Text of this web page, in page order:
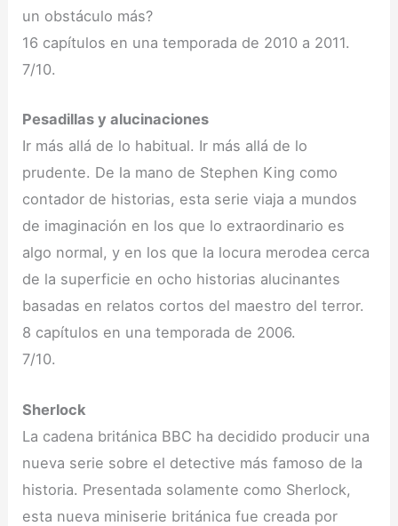
un obstáculo más?
16 capítulos en una temporada de 2010 a 2011.
7/10.
Pesadillas y alucinaciones
Ir más allá de lo habitual. Ir más allá de lo
prudente. De la mano de Stephen King como
contador de historias, esta serie viaja a mundos
de imaginación en los que lo extraordinario es
algo normal, y en los que la locura merodea cerca
de la superficie en ocho historias alucinantes
basadas en relatos cortos del maestro del terror.
8 capítulos en una temporada de 2006.
7/10.
Sherlock
La cadena británica BBC ha decidido producir una
nueva serie sobre el detective más famoso de la
historia. Presentada solamente como Sherlock,
esta nueva miniserie británica fue creada por